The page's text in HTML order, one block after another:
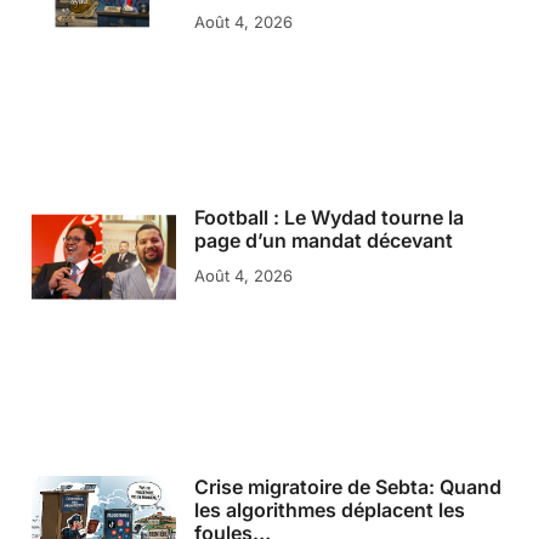
Août 4, 2026
Football : Le Wydad tourne la
page d’un mandat décevant
Août 4, 2026
Crise migratoire de Sebta: Quand
les algorithmes déplacent les
foules…